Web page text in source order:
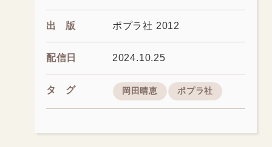
出版 ポプラ社 2012
配信日 2024.10.25
タグ 岡田晴恵 ポプラ社